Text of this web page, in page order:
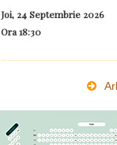
Joi, 24 Septembrie 2026
Ora18:30